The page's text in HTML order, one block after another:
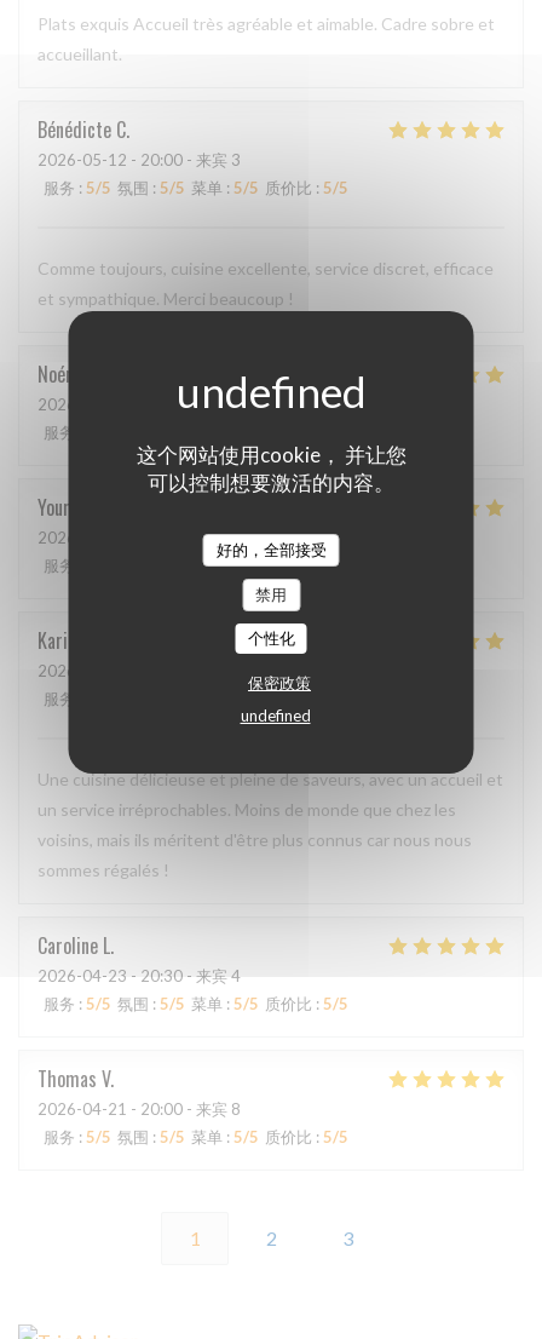
这个网站使用cookie， 并让您
可以控制想要激活的内容。
好的，全部接受
禁用
个性化
保密政策
undefined
Plats exquis Accueil très agréable et aimable. Cadre sobre et
accueillant.
Bénédicte C
2026-05-12 - 20:00 - 来宾 3
服务 : 5/5 氛围 : 5/5 菜单 : 5/5 质价比 : 5/5
Comme toujours, cuisine excellente, service discret, efficace
et sympathique. Merci beaucoup !
Noémie
2026-05-06
- 13:00 - 来宾 2
服务
Youri
2026-04-22
- 12:00 - 来宾 2
服务
菜单:5/5 质价比:4/5
Karin
2026-05-01
服务
Une cuisine délicieuse et pleine de saveurs, avec un accueil et
un service irréprochables. Moins de monde que chez les
voisins, mais ils méritent d'être plus connus car nous nous
sommes régalés !
Caroline L
2026-04-23 - 20:30 - 来宾 4
服务 : 5/5 氛围 : 5/5 菜单 : 5/5 质价比 : 5/5
Thomas V
2026-04-21 - 20:00 - 来宾 8
服务 : 5/5 氛围 : 5/5 菜单 : 5/5 质价比 : 5/5
1 2 3